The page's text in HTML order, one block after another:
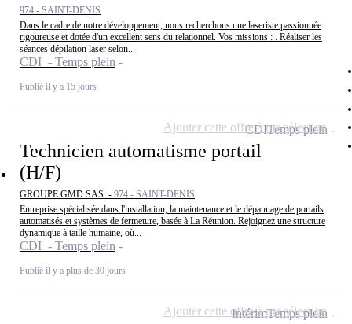
974 - SAINT-DENIS
Dans le cadre de notre développement, nous recherchons une laseriste passionnée
rigoureuse et dotée d'un excellent sens du relationnel. Vos missions : . Réaliser les
séances dépilation laser selon...
CDI - Temps plein
Publié il y a 15 jours
Technicien automatisme portail
(H/F)
GROUPE GMD SAS - 974 - SAINT-DENIS
Entreprise spécialisée dans l'installation, la maintenance et le dépannage de portails
automatisés et systèmes de fermeture, basée à La Réunion. Rejoignez une structure
dynamique à taille humaine, où...
CDI - Temps plein
Publié il y a plus de 30 jours
CDITemps plein
Ajouter cette offre à ma sélection
IntérimTemps plein
Ajouter cette offre à ma sélection